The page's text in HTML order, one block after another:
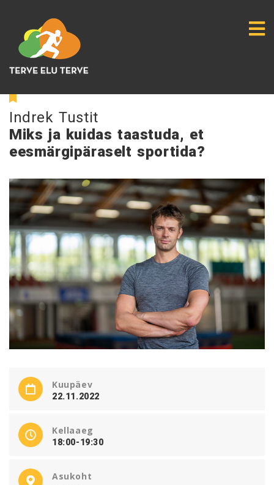
Indrek Tustit
Miks ja kuidas taastuda, et
eesmärgipäraselt sportida?
Kuupäev
22.11.2022
Kellaaeg
18:00-19:30
Asukoht